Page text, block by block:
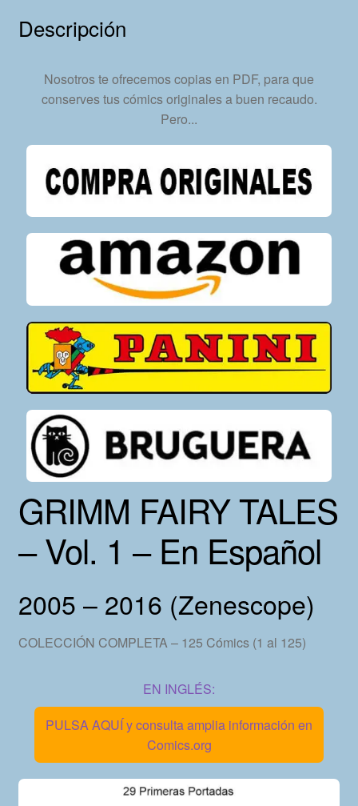
Completa
-
Cómics
Descarga
Inmediata
cantidad
Descripción
Nosotros te ofrecemos copias en PDF, para que
conserves tus cómics originales a buen recaudo.
Pero...
GRIMM FAIRY TALES
– Vol. 1 – En Español
2005 – 2016 (Zenescope)
COLECCIÓN COMPLETA – 125 Cómics (1 al 125)
EN INGLÉS:
PULSA AQUÍ y consulta amplia información en
Comics.org